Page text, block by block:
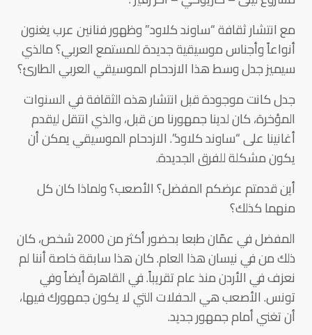
مع انتشار ثقافة “ساوند كلاود” وظهور فنانين عرب يغنون
أنواعاً وأجناس موسيقية جديدة للمستمع العربي؟ مالذي
سيميز جدل وسط هذا الازدحام الموسيقي العربي الطارئ؟
جدل كانت موجودة قبل انتشار هذه الثقافة في السنوات
المؤخرة، كان لدينا جمهورنا من قبل، والذي انتقل ليقدم
أغانينا على “ساوند كلاود”. الازدحام الموسيقي يمكن أن
يكون مشكلة للفرق الجديدة.
أين قدمتم عرضكم المفضل؟ الأصعب؟ ولماذا كان كل
منهما كذلك؟
المفضل في عمّان طبعا بحضور أكثر من 2000 شخص، كان
ذلك من في نيسان هذا العام. كان هذا سابقة خاصة أننا لم
نعزف في الأردن منذ عام تقريباً. في القاهرة أيضاً وفي
تونس. الأصعب هي الحفلات التي لا يكون جمهورك فيها،
أن تغني أمام جمهور جديد.